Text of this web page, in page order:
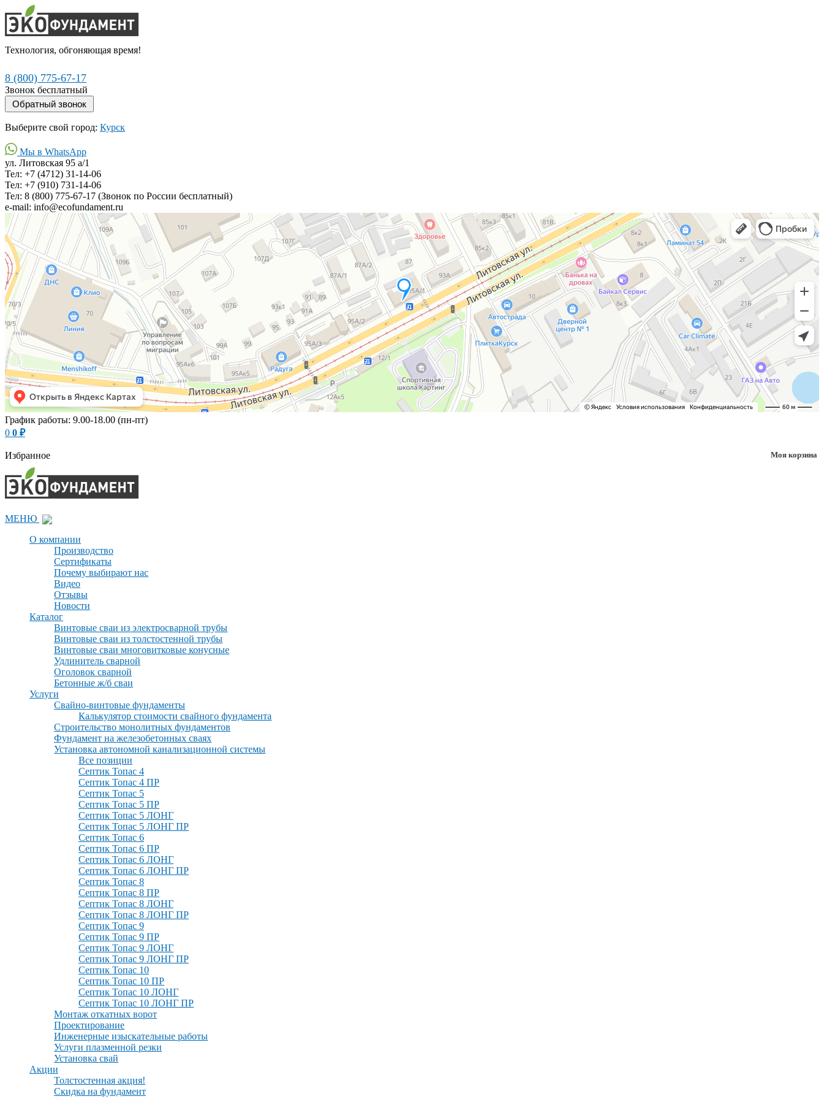
Технология, обгоняющая время!
8 (800) 775-67-17
Звонок бесплатный
Выберите свой город: Курск
Мы в WhatsApp
ул. Литовская 95 а/1
Тел: +7 (4712) 31-14-06
Тел: +7 (910) 731-14-06
Тел: 8 (800) 775-67-17 (Звонок по России бесплатный)
e-mail: info@ecofundament.ru
График работы: 9.00-18.00 (пн-пт)
0 0 ₽
Моя корзина
Избранное
МЕНЮ
О компании
Производство
Сертификаты
Почему выбирают нас
Видео
Отзывы
Новости
Каталог
Винтовые сваи из электросварной трубы
Винтовые сваи из толстостенной трубы
Винтовые сваи многовитковые конусные
Удлинитель сварной
Оголовок сварной
Бетонные ж/б сваи
Услуги
Свайно-винтовые фундаменты
Калькулятор стоимости свайного фундамента
Строительство монолитных фундаментов
Фундамент на железобетонных сваях
Установка автономной канализационной системы
Все позиции
Септик Топас 4
Септик Топас 4 ПР
Септик Топас 5
Септик Топас 5 ПР
Септик Топас 5 ЛОНГ
Септик Топас 5 ЛОНГ ПР
Септик Топас 6
Септик Топас 6 ПР
Септик Топас 6 ЛОНГ
Септик Топас 6 ЛОНГ ПР
Септик Топас 8
Септик Топас 8 ПР
Септик Топас 8 ЛОНГ
Септик Топас 8 ЛОНГ ПР
Септик Топас 9
Септик Топас 9 ПР
Септик Топас 9 ЛОНГ
Септик Топас 9 ЛОНГ ПР
Септик Топас 10
Септик Топас 10 ПР
Септик Топас 10 ЛОНГ
Септик Топас 10 ЛОНГ ПР
Монтаж откатных ворот
Проектирование
Инженерные изыскательные работы
Услуги плазменной резки
Установка свай
Акции
Толстостенная акция!
Скидка на фундамент